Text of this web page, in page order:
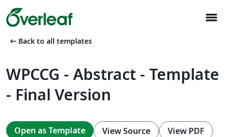
menu
arrow_left_alt Back to all templates
WPCCG - Abstract - Template
- Final Version
Open as Template View Source View PDF